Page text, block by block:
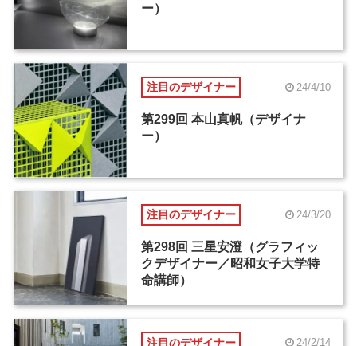
ー）
注目のデザイナー 24/4/10
第299回 本山真帆（デザイナ
ー）
注目のデザイナー 24/3/20
第298回 三星安澄（グラフィッ
クデザイナー／昭和女子大学特
命講師）
注目のデザイナー 24/2/14